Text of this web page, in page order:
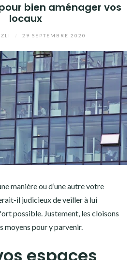
bien aménager vos
locaux
29 SEPTEMBRE 2020
manière ou d’une autre votre
il judicieux de veiller à lui
possible. Justement, les cloisons
moyens pour y parvenir.